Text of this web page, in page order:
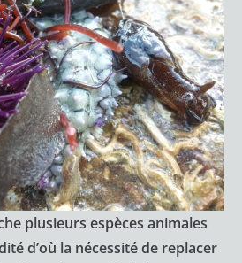
plusieurs espèces animales
d’où la nécessité de replacer